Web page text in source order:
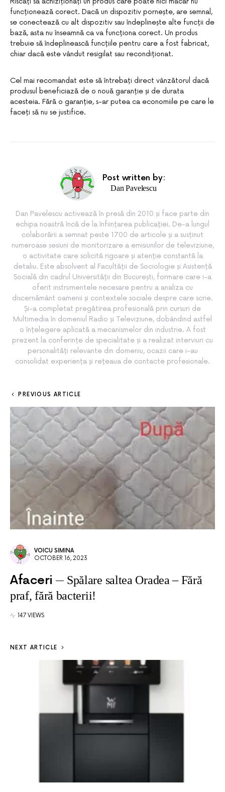
funcționează corect. Dacă un dispozitiv pornește, are semnal,
se conectează cu alt dispozitiv sau îndeplinește alte funcții de
bază, asta nu înseamnă ca va funcționa corect. Un produs
trebuie să îndeplinească funcțiile pentru care a fost fabricat,
chiar dacă este vândut resigilat sau recondiționat.
Cel mai recomandat este să întrebați direct vânzătorul dacă
produsul beneficiază de o nouă garanție și de durata
acesteia. Fără o garanție, s-ar putea ca economiile pe care le
faceți să nu se justifice.
Post written by:
Dan Pavelescu
Dan Pavelescu activează în presă din 2010 și face parte din
echipa noastră încă de la înființarea publicației. De-a lungul
colaborării a semnat peste 1700 de articole și a susținut
numeroase sesiuni de monitorizare a emisiunilor de televiziune,
o activitate care solicită rigoare și atenție constantă la
detaliu. Este absolvent al Facultății de Sociologie și Asistență
Socială din cadrul Universității din București, formare care i-a
oferit instrumentele necesare pentru a analiza cu
discernământ oamenii și contextele sociale despre care scrie.
Și-a completat pregătirea profesională prin cursuri de
Multimedia în domeniul Radio și Televiziune, dobândind astfel
o înțelegere aplicată a mecanismelor din industrie. A fost
prezent la conferințe de specialitate și a realizat interviuri cu
personalități relevante din domeniu, ocazii care i-au
consolidat experiența și rețeaua de contacte profesionale.
PREVIOUS ARTICLE
VOICU SIMINA
OCTOBER 16, 2023
Afaceri
Spălare saltea Oradea – Fără
praf, fără bacterii!
147 VIEWS
NEXT ARTICLE